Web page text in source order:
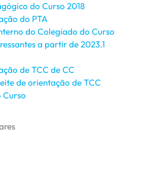
do Curso 2018
do PTA
do Colegiado do Curso
a partir de 2023.1
de TCC de CC
de orientação de TCC
Curso